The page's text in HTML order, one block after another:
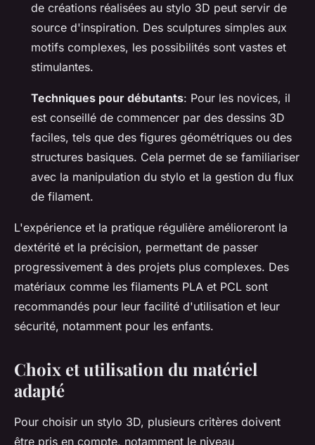
de créations réalisées au stylo 3D peut servir de
source d'inspiration. Des sculptures simples aux
motifs complexes, les possibilités sont vastes et
stimulantes.
Techniques pour débutants: Pour les novices, il
est conseillé de commencer par des dessins 3D
faciles, tels que des figures géométriques ou des
structures basiques. Cela permet de se familiariser
avec la manipulation du stylo et la gestion du flux
de filament.
L'expérience et la pratique régulière amélioreront la
dextérité et la précision, permettant de passer
progressivement à des projets plus complexes. Des
matériaux comme les filaments PLA et PCL sont
recommandés pour leur facilité d'utilisation et leur
sécurité, notamment pour les enfants.
Choix et utilisation du matériel
adapté
Pour choisir un stylo 3D, plusieurs critères doivent
être pris en compte, notamment le niveau